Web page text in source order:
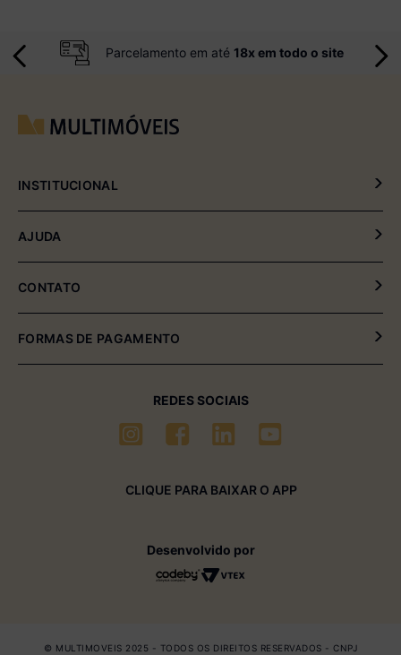
Parcelamento em até 18x em todo o site
INSTITUCIONAL
Política de Entrega e Devolução
AJUDA
Fale Conosco
CONTATO
(54) 2102-4000 (08:00hrs às 17:30hrs)
(54) 99611-6238 (seg à sexta-feira)
sac01@multimóveis.com
FORMAS DE PAGAMENTO
REDES SOCIAIS
CLIQUE PARA BAIXAR O APP
Desenvolvido por
© MULTIMOVEIS 2025 - TODOS OS DIREITOS RESERVADOS - CNPJ